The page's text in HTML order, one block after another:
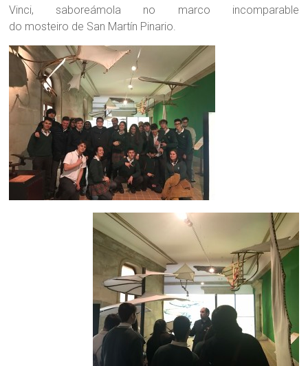
Vinci, saboreámola no marco incomparable
do mosteiro de San Martín Pinario.